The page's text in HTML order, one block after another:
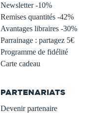
Newsletter -10%
Remises quantités -42%
Avantages libraires -30%
Parrainage : partagez 5€
Programme de fidélité
Carte cadeau
PARTENARIATS
Devenir partenaire